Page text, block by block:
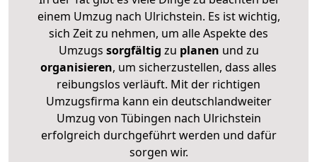
einem Umzug nach Ulrichstein. Es ist wichtig,
sich Zeit zu nehmen, um alle Aspekte des
Umzugs sorgfältig zu planen und zu
organisieren, um sicherzustellen, dass alles
reibungslos verläuft. Mit der richtigen
Umzugsfirma kann ein deutschlandweiter
Umzug von Tübingen nach Ulrichstein
erfolgreich durchgeführt werden und dafür
sorgen wir.